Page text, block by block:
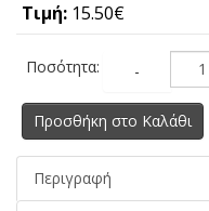
Τιμή: 15.50€
Ποσότητα: -
Προσθήκη στο Καλάθι
Περιγραφή